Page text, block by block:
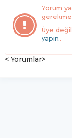
Yorum
Üye
yapın..
< Yorumlar>